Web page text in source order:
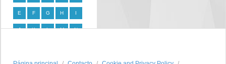
E F G H I
J K L M N
T U V W X